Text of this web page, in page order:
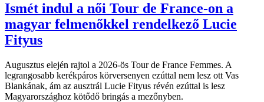
Ismét indul a női Tour de France-on a
magyar felmenőkkel rendelkező Lucie
Fityus
Augusztus elején rajtol a 2026-ös Tour de France Femmes. A
legrangosabb kerékpáros körversenyen ezúttal nem lesz ott Vas
Blankának, ám az ausztrál Lucie Fityus révén ezúttal is lesz
Magyarországhoz kötődő bringás a mezőnyben.